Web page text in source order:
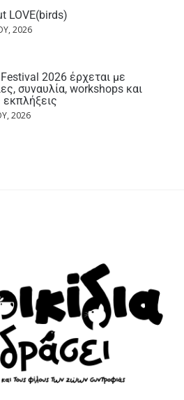
LOVE(birds)
2026
2026 έρχεται με
συναυλία, workshops και
2026